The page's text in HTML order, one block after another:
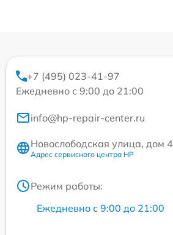
+7 (495) 023-41-97
Ежедневно с 9:00 до 21:00
info@hp-repair-center.ru
Новослободская улица, дом 4
Адрес сервисного центра HP
Режим работы:
Ежедневно с 9:00 до 21:00